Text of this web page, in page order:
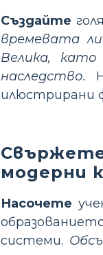
Създайте
времевата
Велика,
наследство.
илюстрирани
модерни
Насочете
системи.